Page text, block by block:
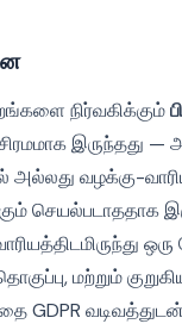
நிர்வகிக்கும்
சிரமமாக
அல்லது வழக்கு-
மற்றும்
GDPR